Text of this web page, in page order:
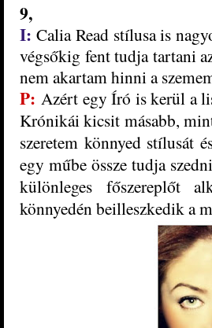
9,
I: Calia Read stílusa is
végsőkig fent tudja tartani
nem akartam hinni a
P: Azért egy Író is kerül a
Krónikái kicsit másabb,
szeretem könnyed stílusát
egy műbe össze tudja
különleges főszereplőt
könnyedén beilleszkedik a